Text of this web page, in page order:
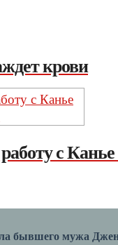
крови
с
бывшего мужа